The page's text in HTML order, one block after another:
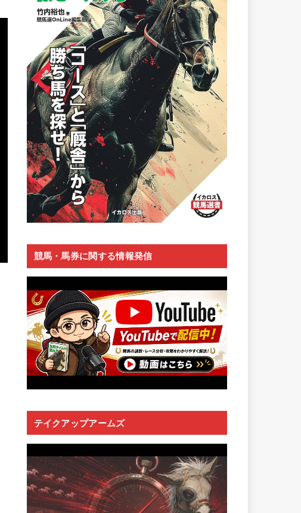
競馬・馬券に関する情報発信
テイクアップアームズ